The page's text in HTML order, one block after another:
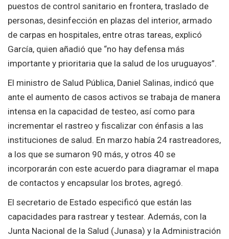
puestos de control sanitario en frontera, traslado de
personas, desinfección en plazas del interior, armado
de carpas en hospitales, entre otras tareas, explicó
García, quien añadió que “no hay defensa más
importante y prioritaria que la salud de los uruguayos”.
El ministro de Salud Pública, Daniel Salinas, indicó que
ante el aumento de casos activos se trabaja de manera
intensa en la capacidad de testeo, así como para
incrementar el rastreo y fiscalizar con énfasis a las
instituciones de salud. En marzo había 24 rastreadores,
a los que se sumaron 90 más, y otros 40 se
incorporarán con este acuerdo para diagramar el mapa
de contactos y encapsular los brotes, agregó.
El secretario de Estado especificó que están las
capacidades para rastrear y testear. Además, con la
Junta Nacional de la Salud (Junasa) y la Administración